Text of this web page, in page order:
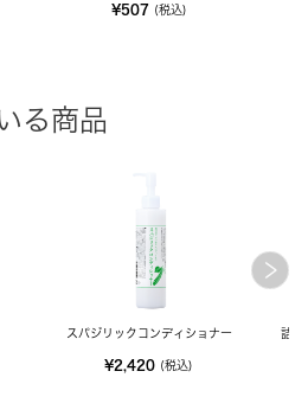
¥507 (税込)
る商品
スパジリックコンディショナー
¥2,420 (税込)
詰替